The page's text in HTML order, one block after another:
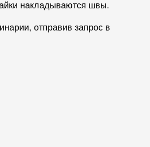
накладываются швы.
отправив запрос в